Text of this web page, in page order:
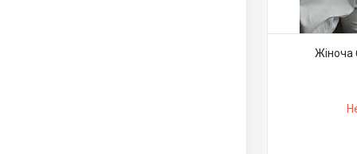
Жіноча